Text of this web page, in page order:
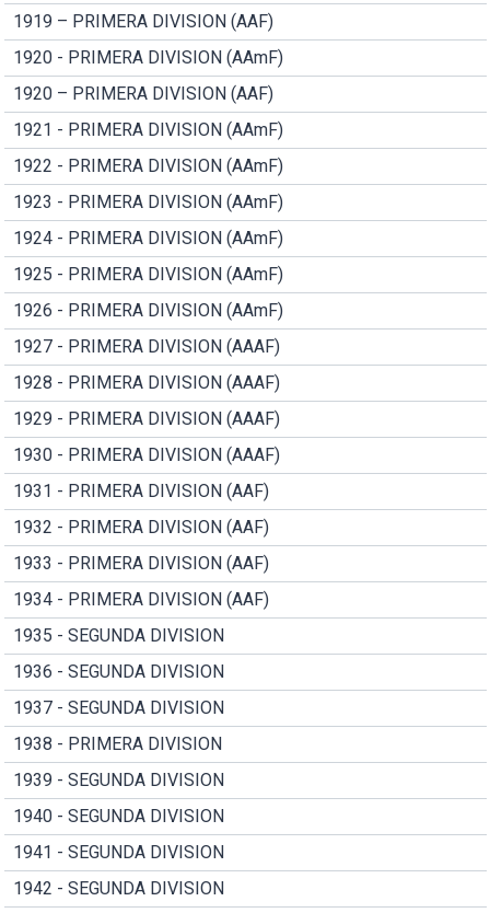
1919 – PRIMERA DIVISION (AAF)
1920 - PRIMERA DIVISION (AAmF)
1920 – PRIMERA DIVISION (AAF)
1921 - PRIMERA DIVISION (AAmF)
1922 - PRIMERA DIVISION (AAmF)
1923 - PRIMERA DIVISION (AAmF)
1924 - PRIMERA DIVISION (AAmF)
1925 - PRIMERA DIVISION (AAmF)
1926 - PRIMERA DIVISION (AAmF)
1927 - PRIMERA DIVISION (AAAF)
1928 - PRIMERA DIVISION (AAAF)
1929 - PRIMERA DIVISION (AAAF)
1930 - PRIMERA DIVISION (AAAF)
1931 - PRIMERA DIVISION (AAF)
1932 - PRIMERA DIVISION (AAF)
1933 - PRIMERA DIVISION (AAF)
1934 - PRIMERA DIVISION (AAF)
1935 - SEGUNDA DIVISION
1936 - SEGUNDA DIVISION
1937 - SEGUNDA DIVISION
1938 - PRIMERA DIVISION
1939 - SEGUNDA DIVISION
1940 - SEGUNDA DIVISION
1941 - SEGUNDA DIVISION
1942 - SEGUNDA DIVISION